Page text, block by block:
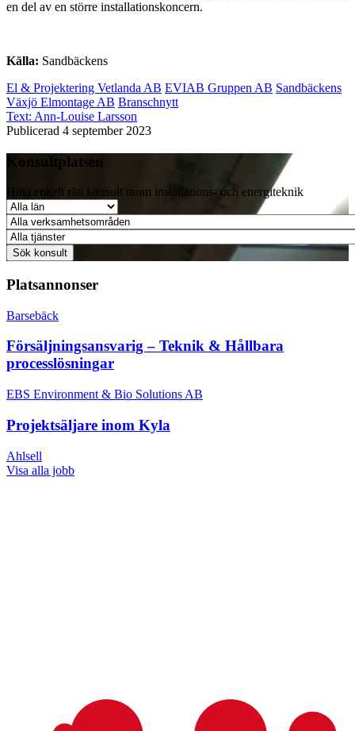
en del av en större installationskoncern.
Källa: Sandbäckens
El & Projektering Vetlanda AB EVIAB Gruppen AB Sandbäckens
Växjö Elmontage AB Branschnytt
Text: Ann-Louise Larsson
Publicerad 4 september 2023
Konsultplatsen
Hitta enkelt rätt konsult inom installations- och energiteknik
Platsannonser
Barsebäck
Försäljningsansvarig – Teknik & Hållbara
processlösningar
EBS Environment & Bio Solutions AB
Projektsäljare inom Kyla
Ahlsell
Visa alla jobb